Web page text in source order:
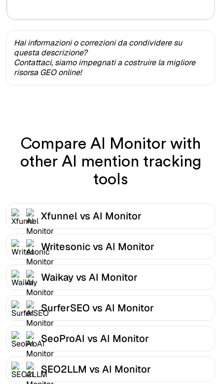
Hai informazioni o correzioni da condividere su
questa descrizione?
Contattaci, siamo impegnati a costruire la migliore
risorsa GEO online!
Compare AI Monitor with
other AI mention tracking
tools
Xfunnel vs AI Monitor
Writesonic vs AI Monitor
Waikay vs AI Monitor
SurferSEO vs AI Monitor
SeoProAI vs AI Monitor
SEO2LLM vs AI Monitor